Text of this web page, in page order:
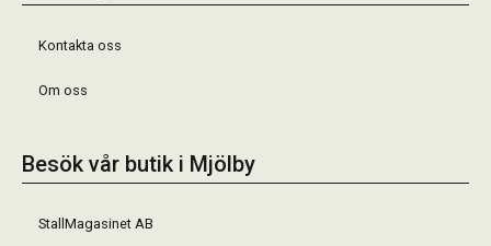
Kontakta oss
Om oss
Besök vår butik i Mjölby
StallMagasinet AB